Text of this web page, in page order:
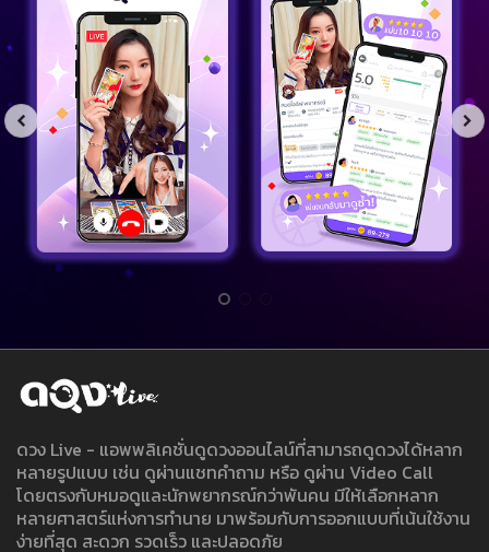
ดวง Live - แอพพลิเคชั่นดูดวงออนไลน์ที่สามารถดูดวงได้หลาก
หลายรูปแบบ เช่น ดูผ่านแชทคำถาม หรือ ดูผ่าน Video Call
โดยตรงกับหมอดูและนักพยากรณ์กว่าพันคน มีให้เลือกหลาก
หลายศาสตร์แห่งการทำนาย มาพร้อมกับการออกแบบที่เน้นใช้งาน
ง่ายที่สุด สะดวก รวดเร็ว และปลอดภัย